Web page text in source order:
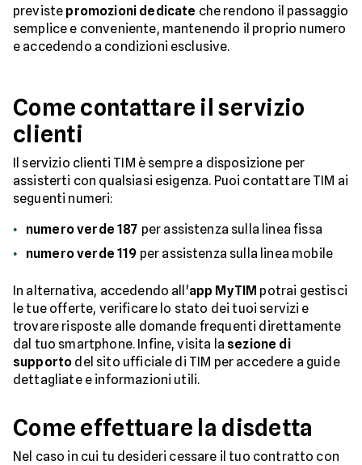
previste promozioni dedicate che rendono il passaggio
semplice e conveniente, mantenendo il proprio numero
e accedendo a condizioni esclusive.
Come contattare il servizio
clienti
Il servizio clienti TIM è sempre a disposizione per
assisterti con qualsiasi esigenza. Puoi contattare TIM ai
seguenti numeri:
numero verde 187 per assistenza sulla linea fissa
numero verde 119 per assistenza sulla linea mobile
In alternativa, accedendo all'app MyTIM potrai gestisci
le tue offerte, verificare lo stato dei tuoi servizi e
trovare risposte alle domande frequenti direttamente
dal tuo smartphone. Infine, visita la sezione di
supporto del sito ufficiale di TIM per accedere a guide
dettagliate e informazioni utili.
Come effettuare la disdetta
Nel caso in cui tu desideri cessare il tuo contratto con